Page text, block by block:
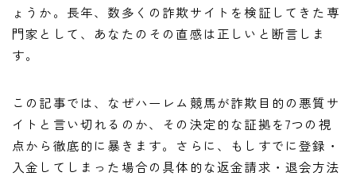
ょうか。長年、数多くの詐欺サイトを検証してきた専
門家として、あなたのその直感は正しいと断言しま
す。
この記事では、なぜハーレム競馬が詐欺目的の悪質サ
イトと言い切れるのか、その決定的な証拠を7つの視
点から徹底的に暴きます。さらに、もしすでに登録・
入金してしまった場合の具体的な返金請求・退会方法